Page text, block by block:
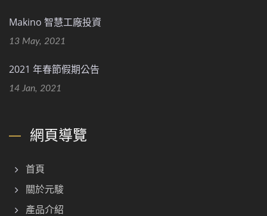
Makino 智慧工廠投資
13 May, 2021
2021 年春節假期公告
14 Jan, 2021
網頁導覽
首頁
關於元駿
產品介紹